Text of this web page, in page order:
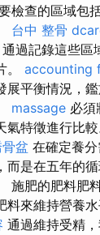
檢查的區域包
台中 整骨
通過記錄這些區
。 accounting
展平衡情況，
massage 必須
氣特徵進行比較
盆 在確定養
而是在五年的
施肥的肥料肥
料來維持營養水
通過維持受精